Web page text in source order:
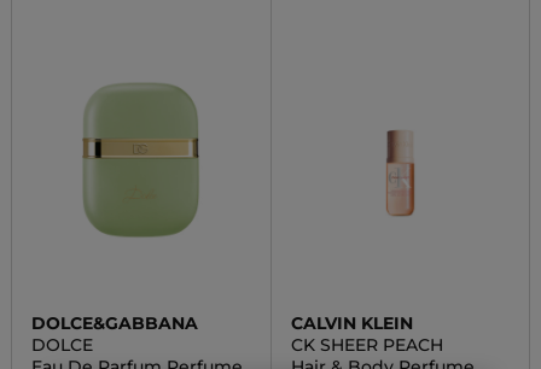
DOLCE&GABBANA
DOLCE
CALVIN KLEIN
CK SHEER PEACH